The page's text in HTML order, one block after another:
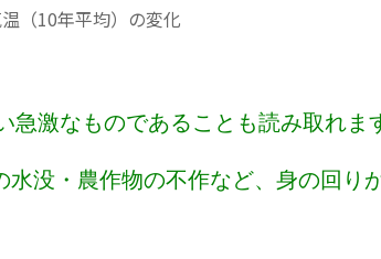
（10年平均）の変化
激なものであることも読み取れま
没・農作物の不作など、身の回り